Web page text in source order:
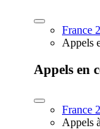
France
Appels
Appels en
France
Appels